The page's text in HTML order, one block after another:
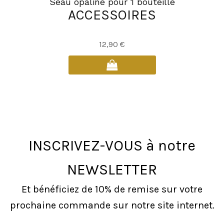
ACCESSOIRES
12,90 €
INSCRIVEZ-VOUS à notre
NEWSLETTER
Et bénéficiez de 10% de remise sur votre
prochaine commande sur notre site internet.